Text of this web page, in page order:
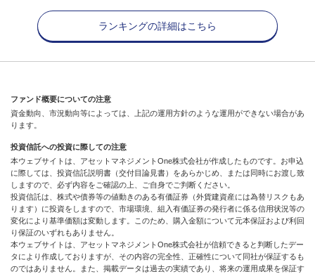
ランキングの詳細はこちら
ファンド概要についての注意
資金動向、市況動向等によっては、上記の運用方針のような運用ができない場合があ
ります。
投資信託への投資に際しての注意
本ウェブサイトは、アセットマネジメントOne株式会社が作成したものです。お申込
に際しては、投資信託説明書（交付目論見書）をあらかじめ、または同時にお渡し致
しますので、必ず内容をご確認の上、ご自身でご判断ください。
投資信託は、株式や債券等の値動きのある有価証券（外貨建資産には為替リスクもあ
ります）に投資をしますので、市場環境、組入有価証券の発行者に係る信用状況等の
変化により基準価額は変動します。このため、購入金額について元本保証および利回
り保証のいずれもありません。
本ウェブサイトは、アセットマネジメントOne株式会社が信頼できると判断したデー
タにより作成しておりますが、その内容の完全性、正確性について同社が保証するも
のではありません。また、掲載データは過去の実績であり、将来の運用成果を保証す